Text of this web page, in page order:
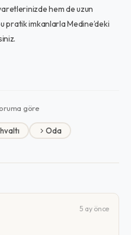
hem de uzun
pratik imkanlarla Medine’deki
göre
Oda
5 ay önce